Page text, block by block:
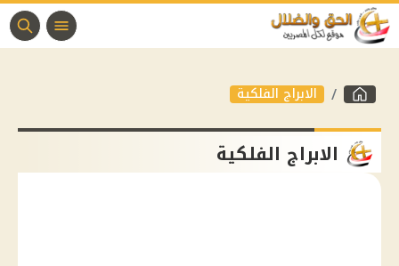
الابراج الفلكية
الابراج الفلكية